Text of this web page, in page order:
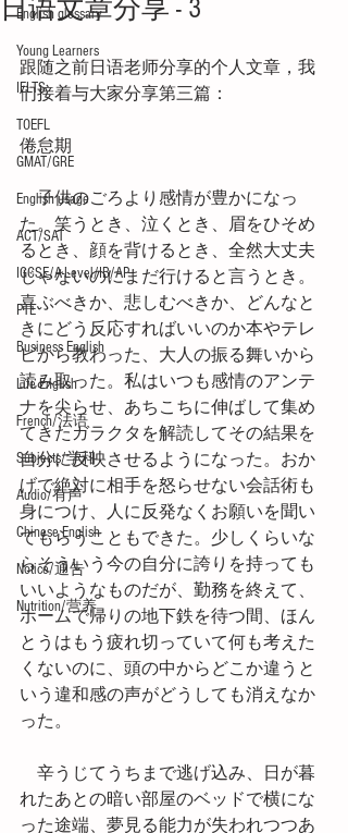
English glossary
Young Learners
IELTS
TOEFL
GMAT/GRE
English usage
ACT/SAT
IGCSE/A-Level/IB/AP
PTE
Business English
Life English
French/法语
Subjects/学科
Audio/有声
Chinese English
Notice/通告
Nutrition/营养
日语文章分享 - 3
跟随之前日语老师分享的个人文章，我
们接着与大家分享第三篇：
倦怠期
子供のごろより感情が豊かになっ
た。笑うとき、泣くとき、眉をひそめ
るとき、顔を背けるとき、全然大丈夫
じゃないのにまだ行けると言うとき。
喜ぶべきか、悲しむべきか、どんなと
きにどう反応すればいいのか本やテレ
ビから教わった、大人の振る舞いから
読み取った。私はいつも感情のアンテ
ナを尖らせ、あちこちに伸ばして集め
てきたガラクタを解読してその結果を
自分に反映させるようになった。おか
げで絶対に相手を怒らせない会話術も
身につけ、人に反発なくお願いを聞い
てもらうこともできた。少しくらいな
らそういう今の自分に誇りを持っても
いいようなものだが、勤務を終えて、
ホームで帰りの地下鉄を待つ間、ほん
とうはもう疲れ切っていて何も考えた
くないのに、頭の中からどこか違うと
いう違和感の声がどうしても消えなか
った。
辛うじてうちまで逃げ込み、日が暮
れたあとの暗い部屋のベッドで横にな
った途端、夢見る能力が失われつつあ